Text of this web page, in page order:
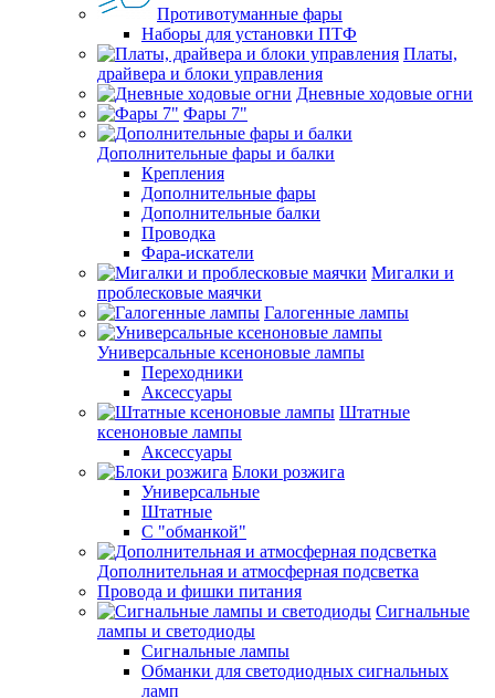
Противотуманные фары
Наборы для установки ПТФ
Платы,
драйвера и блоки управления
Дневные ходовые огни
Фары 7"
Дополнительные фары и балки
Крепления
Дополнительные фары
Дополнительные балки
Проводка
Фара-искатели
Мигалки и
проблесковые маячки
Галогенные лампы
Универсальные ксеноновые лампы
Переходники
Аксессуары
Штатные
ксеноновые лампы
Аксессуары
Блоки розжига
Универсальные
Штатные
С "обманкой"
Дополнительная и атмосферная подсветка
Провода и фишки питания
Cигнальные
лампы и светодиоды
Сигнальные лампы
Обманки для светодиодных сигнальных
ламп